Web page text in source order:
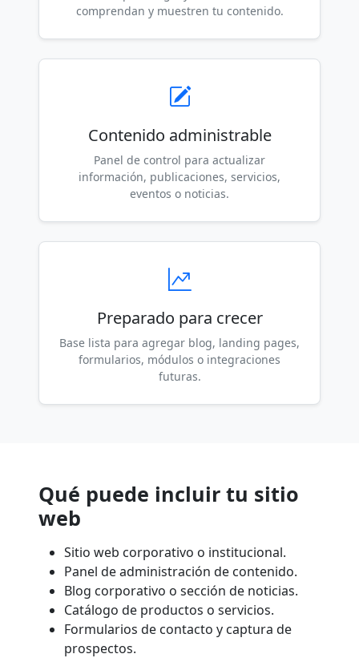
comprendan y muestren tu contenido.
Contenido administrable
Panel de control para actualizar
información, publicaciones, servicios,
eventos o noticias.
Preparado para crecer
Base lista para agregar blog, landing pages,
formularios, módulos o integraciones
futuras.
Qué puede incluir tu sitio
web
Sitio web corporativo o institucional.
Panel de administración de contenido.
Blog corporativo o sección de noticias.
Catálogo de productos o servicios.
Formularios de contacto y captura de
prospectos.